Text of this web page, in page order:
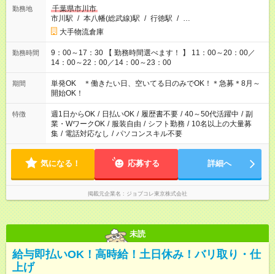
勤務地
千葉県市川市
市川駅 / 本八幡(総武線)駅 / 行徳駅 / …
大手物流倉庫
勤務時間
9：00～17：30 【 勤務時間選べます！ 】 11：00～20：00／
14：00～22：00／14：00～23：00
期間
単発OK ＊働きたい日、空いてる日のみでOK！＊急募＊8月～
開始OK！
特徴 週1日からOK / 日払いOK / 履歴書不要 / 40～50代活躍中 / 副
業・WワークOK / 服装自由 / シフト勤務 / 10名以上の大量募
集 / 電話対応なし / パソコンスキル不要
気になる！ 応募する 詳細へ
掲載元企業名 ジョブコレ東京株式会社
未読
給与即払いOK！高時給！土日休み！バリ取り・仕
上げ